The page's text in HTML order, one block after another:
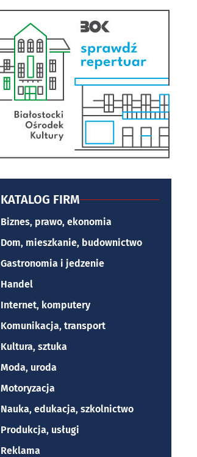
KATALOG FIRM
Biznes, prawo, ekonomia
Dom, mieszkanie, budownictwo
Gastronomia i jedzenie
Handel
Internet, komputery
Komunikacja, transport
Kultura, sztuka
Moda, uroda
Motoryzacja
Nauka, edukacja, szkolnictwo
Produkcja, usługi
Reklama